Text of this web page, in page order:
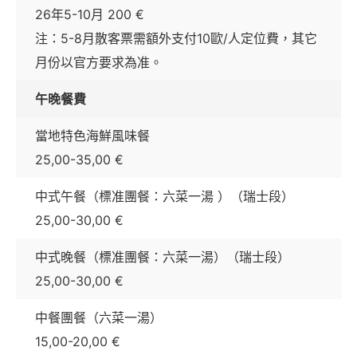
26年5-10月 200 €
注：5-8月散客票需額外支付10歐/人定位費，其它
月份以官方要求為准。
午晚餐費
當地特色海鮮風味餐
25,00-35,00 €
中式午餐（標准團餐：六菜一湯 ）（瑞士段）
25,00-30,00 €
中式晚餐（標准團餐：六菜一湯）（瑞士段）
25,00-30,00 €
中餐團餐（六菜一湯）
15,00-20,00 €